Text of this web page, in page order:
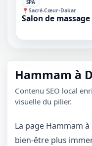
SPA
Salon de massage
📍Sacré-Cœur•Dakar
Hammam à
Contenu SEO local
visuelle du pilier.
La page Hammam
bien-être plus